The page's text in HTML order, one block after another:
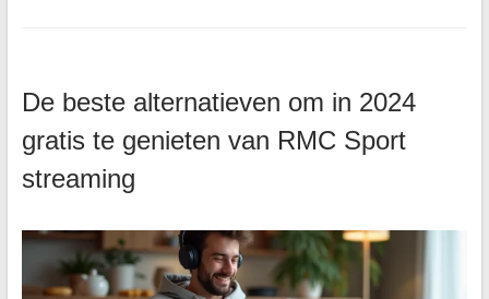
De beste alternatieven om in 2024
gratis te genieten van RMC Sport
streaming